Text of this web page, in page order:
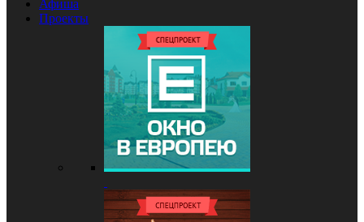
Афиша
Проекты